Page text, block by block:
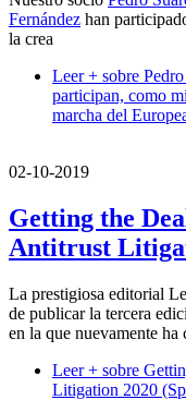
Fernández han
la crea
Leer + sobre
participan, como
marcha del
02-10-2019
Getting the
Antitrust
La prestigiosa editorial
de publicar la tercera
en la que nuevamente ha
Leer + sobre
Litigation 2020